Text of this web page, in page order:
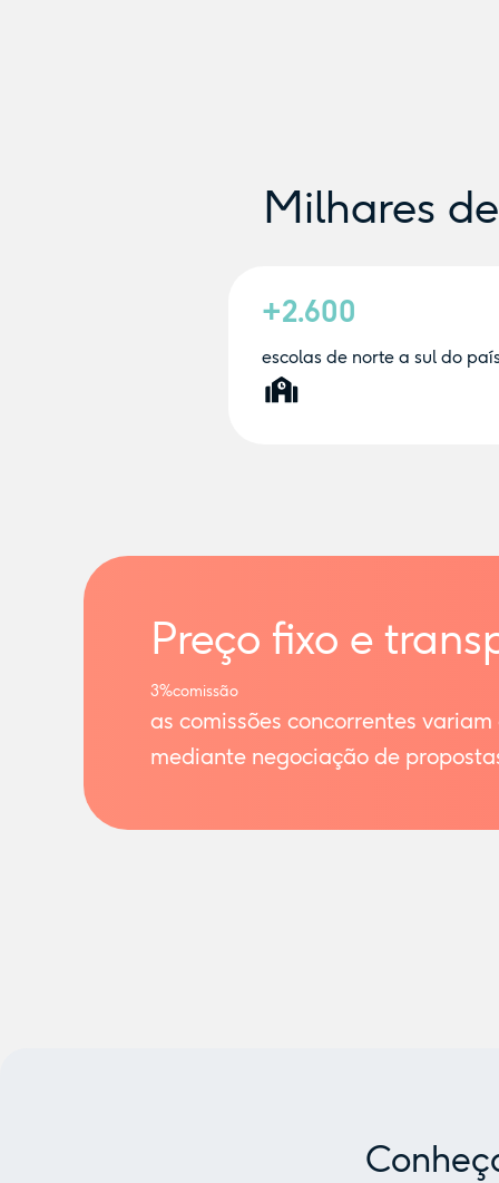
Milhares
+2.600
escolas de norte a sul do
Preço fixo e
3%comissão
as comissões concorrentes variam
mediante negociação de